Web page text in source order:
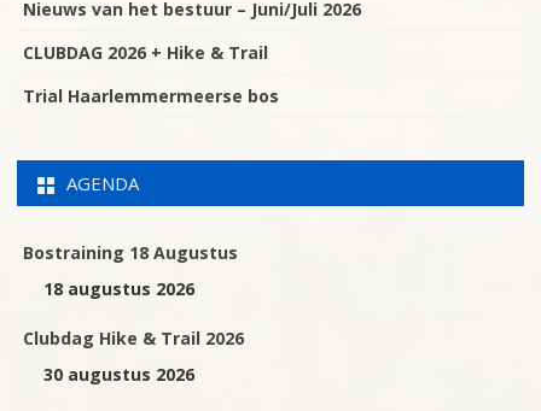
Nieuws van het bestuur – Juni/Juli 2026
CLUBDAG 2026 + Hike & Trail
Trial Haarlemmermeerse bos
AGENDA
Bostraining 18 Augustus
18 augustus 2026
Clubdag Hike & Trail 2026
30 augustus 2026